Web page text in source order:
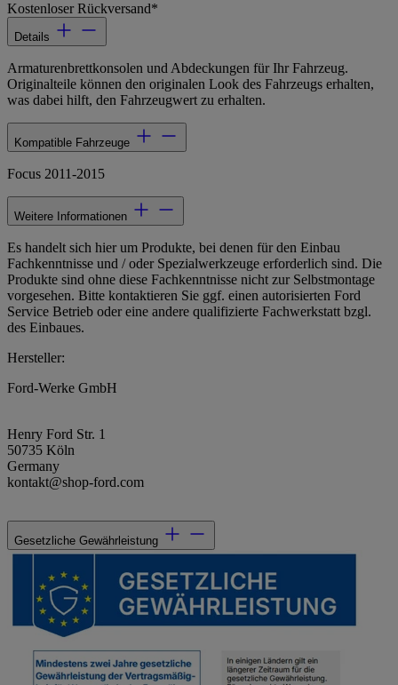
Kostenloser Rückversand*
Details
Armaturenbrettkonsolen und Abdeckungen für Ihr Fahrzeug.
Originalteile können den originalen Look des Fahrzeugs erhalten,
was dabei hilft, den Fahrzeugwert zu erhalten.
Kompatible Fahrzeuge
Focus 2011-2015
Weitere Informationen
Es handelt sich hier um Produkte, bei denen für den Einbau
Fachkenntnisse und / oder Spezialwerkzeuge erforderlich sind. Die
Produkte sind ohne diese Fachkenntnisse nicht zur Selbstmontage
vorgesehen. Bitte kontaktieren Sie ggf. einen autorisierten Ford
Service Betrieb oder eine andere qualifizierte Fachwerkstatt bzgl.
des Einbaues.
Hersteller:
Ford-Werke GmbH
Henry Ford Str. 1
50735 Köln
Germany
kontakt@shop-ford.com
Gesetzliche Gewährleistung